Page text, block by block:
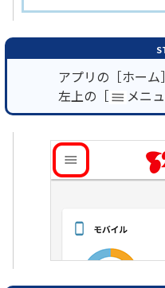
アプリの［ホーム
左上の［
メニ